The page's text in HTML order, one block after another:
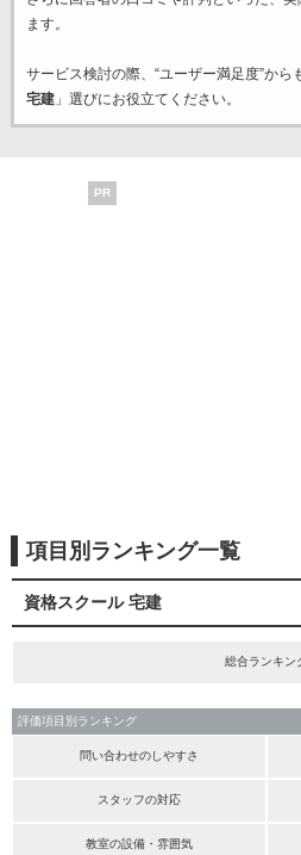
ます。
サービス検討の際、“ユーザー満足度”から
宅建」選びにお役立てください。
PR
項目別ランキング一覧
資格スクール 宅建
総合ランキン
評価項目別ランキング
問い合わせのしやすさ
スタッフの対応
教室の設備・雰囲気